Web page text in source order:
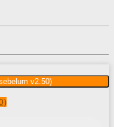
v2.50)